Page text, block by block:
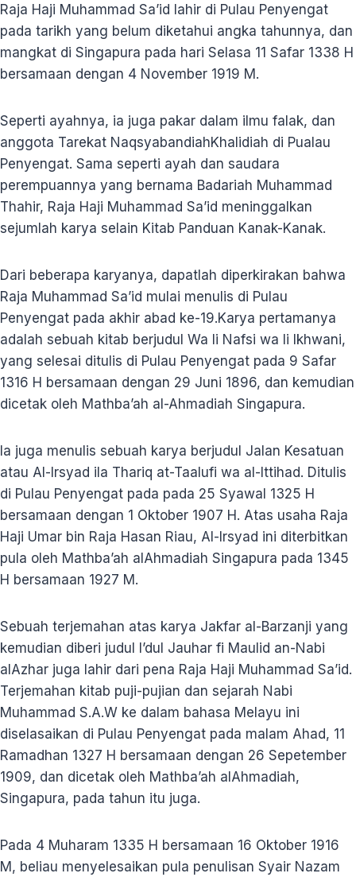
Raja Haji Muhammad Sa’id lahir di Pulau Penyengat
pada tarikh yang belum diketahui angka tahunnya, dan
mangkat di Singapura pada hari Selasa 11 Safar 1338 H
bersamaan dengan 4 November 1919 M.
Seperti ayahnya, ia juga pakar dalam ilmu falak, dan
anggota Tarekat NaqsyabandiahKhalidiah di Pualau
Penyengat. Sama seperti ayah dan saudara
perempuannya yang bernama Badariah Muhammad
Thahir, Raja Haji Muhammad Sa’id meninggalkan
sejumlah karya selain Kitab Panduan Kanak-Kanak.
Dari beberapa karyanya, dapatlah diperkirakan bahwa
Raja Muhammad Sa’id mulai menulis di Pulau
Penyengat pada akhir abad ke-19.Karya pertamanya
adalah sebuah kitab berjudul Wa li Nafsi wa li Ikhwani,
yang selesai ditulis di Pulau Penyengat pada 9 Safar
1316 H bersamaan dengan 29 Juni 1896, dan kemudian
dicetak oleh Mathba’ah al-Ahmadiah Singapura.
Ia juga menulis sebuah karya berjudul Jalan Kesatuan
atau Al-Irsyad ila Thariq at-Taalufi wa al-Ittihad. Ditulis
di Pulau Penyengat pada pada 25 Syawal 1325 H
bersamaan dengan 1 Oktober 1907 H. Atas usaha Raja
Haji Umar bin Raja Hasan Riau, Al-Irsyad ini diterbitkan
pula oleh Mathba’ah alAhmadiah Singapura pada 1345
H bersamaan 1927 M.
Sebuah terjemahan atas karya Jakfar al-Barzanji yang
kemudian diberi judul I’dul Jauhar fi Maulid an-Nabi
alAzhar juga lahir dari pena Raja Haji Muhammad Sa’id.
Terjemahan kitab puji-pujian dan sejarah Nabi
Muhammad S.A.W ke dalam bahasa Melayu ini
diselasaikan di Pulau Penyengat pada malam Ahad, 11
Ramadhan 1327 H bersamaan dengan 26 Sepetember
1909, dan dicetak oleh Mathba’ah alAhmadiah,
Singapura, pada tahun itu juga.
Pada 4 Muharam 1335 H bersamaan 16 Oktober 1916
M, beliau menyelesaikan pula penulisan Syair Nazam